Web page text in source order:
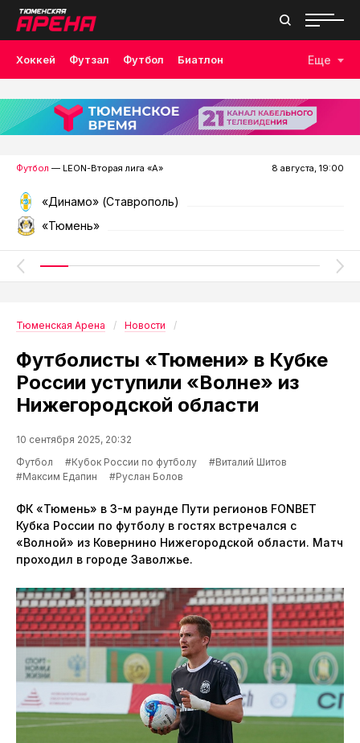
Хоккей Футзал Футбол Биатлон
Лыжные гонки Волейбол Плавание Дзюдо
Скалолазание Велоспорт Бокс
Еще
Футбол — LEON-Вторая лига «А» 8 августа, 19:00
«Динамо» (Ставрополь)
«Тюмень»
Тюменская Арена Новости
Футболисты «Тюмени» в Кубке
России уступили «Волне» из
Нижегородской области
10 сентября 2025, 20:32
Футбол
#Кубок России по футболу
#Виталий Шитов
#Максим Едапин
#Руслан Болов
ФК «Тюмень» в 3-м раунде Пути регионов FONBET
Кубка России по футболу в гостях встречался с
«Волной» из Ковернино Нижегородской области. Матч
проходил в городе Заволжье.